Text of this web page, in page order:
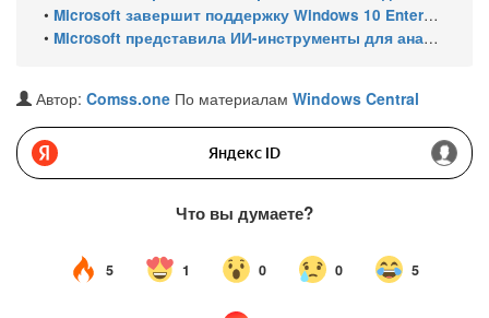
• Microsoft завершит поддержку Windows 10 Enterprise LTSC 2021 в январе 2027 года. ESU продлят обновления до января 2030 года
• Microsoft представила ИИ-инструменты для анализа производительности Windows: ETW MCP и WPA MCP
Автор: Comss.one По материалам Windows Central